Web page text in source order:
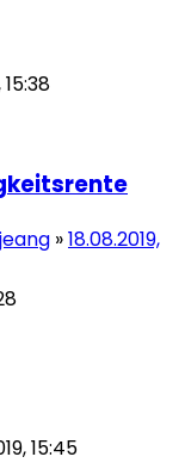
»18.08.2019,
15:45